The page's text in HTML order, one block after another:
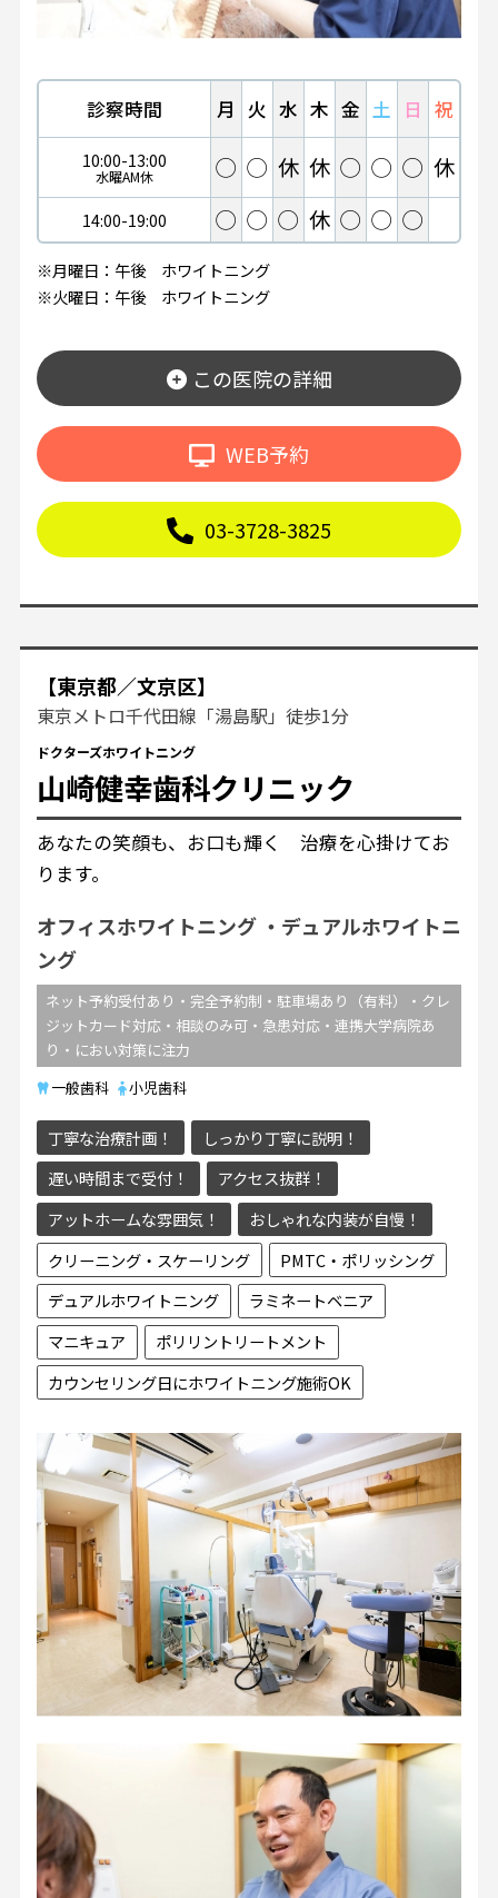
診察時間 月 火 水 木 金 土 日 祝
10:00-13:00
水曜AM休 ◯ ◯ 休 休 ◯ ◯ ◯ 休
14:00-19:00 ◯ ◯ ◯ 休 ◯ ◯ ◯
※月曜日：午後 ホワイトニング
※火曜日：午後 ホワイトニング
この医院の詳細
WEB予約
03-3728-3825
【東京都／文京区】
東京メトロ千代田線「湯島駅」徒歩1分
ドクターズホワイトニング
山崎健幸歯科クリニック
あなたの笑顔も、お口も輝く 治療を心掛けてお
ります。
オフィスホワイトニング
デュアルホワイトニ
ング
ネット予約受付あり・完全予約制・駐車場あり（有料）・クレ
ジットカード対応・相談のみ可・急患対応・連携大学病院あ
り・におい対策に注力
一般歯科
小児歯科
丁寧な治療計画！
しっかり丁寧に説明！
遅い時間まで受付！
アクセス抜群！
アットホームな雰囲気！
おしゃれな内装が自慢！
クリーニング・スケーリング
PMTC・ポリッシング
デュアルホワイトニング
ラミネートベニア
マニキュア
ポリリントリートメント
カウンセリング日にホワイトニング施術OK